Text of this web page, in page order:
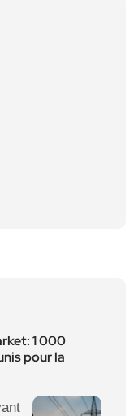
1 000
pour la